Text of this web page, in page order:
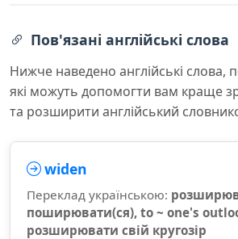
Пов'язані англійські слова
Нижче наведено англійські слова,
які можуть допомогти вам краще
та розширити англійський
widen
Переклад українською:
поширювати(ся), to ~ one's
розширювати свій кругозір